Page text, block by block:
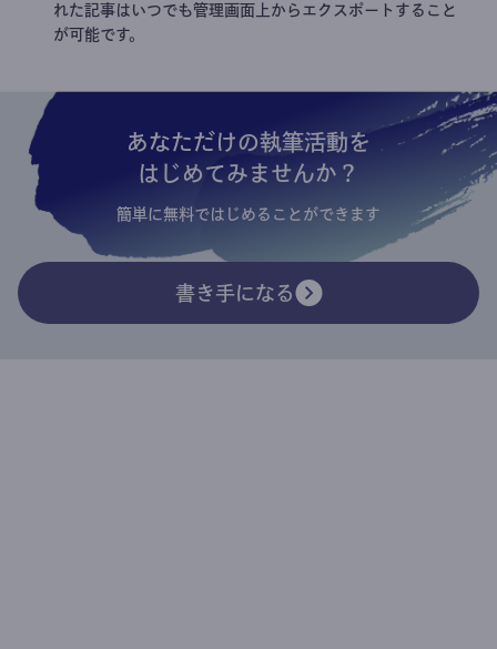
れた記事はいつでも管理画面上からエクスポートすること
が可能です。
あなただけの執筆活動を
はじめてみませんか？
簡単に無料ではじめることができます
書き手になる